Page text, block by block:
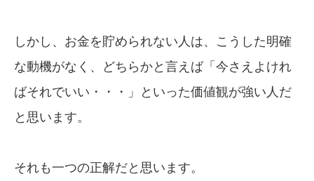
しかし、お金を貯められない人は、こうした明確
な動機がなく、どちらかと言えば「今さえよけれ
ばそれでいい・・・」といった価値観が強い人だ
と思います。
それも一つの正解だと思います。